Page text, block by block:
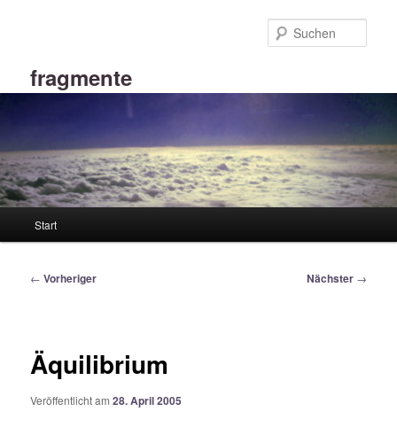
fragmente
Start
Beitragsnavigation
← Vorheriger Nächster →
Äquilibrium
Veröffentlicht am28. April 2005